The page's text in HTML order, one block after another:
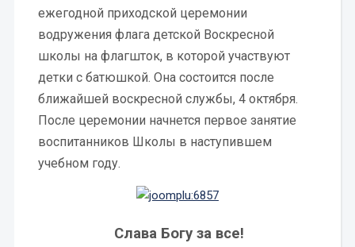
ежегодной приходской церемонии
водружения флага детской Воскресной
школы на флагшток, в которой участвуют
детки с батюшкой. Она состоится после
ближайшей воскресной службы, 4 октября.
После церемонии начнется первое занятие
воспитанников Школы в наступившем
учебном году.
Слава Богу за все!